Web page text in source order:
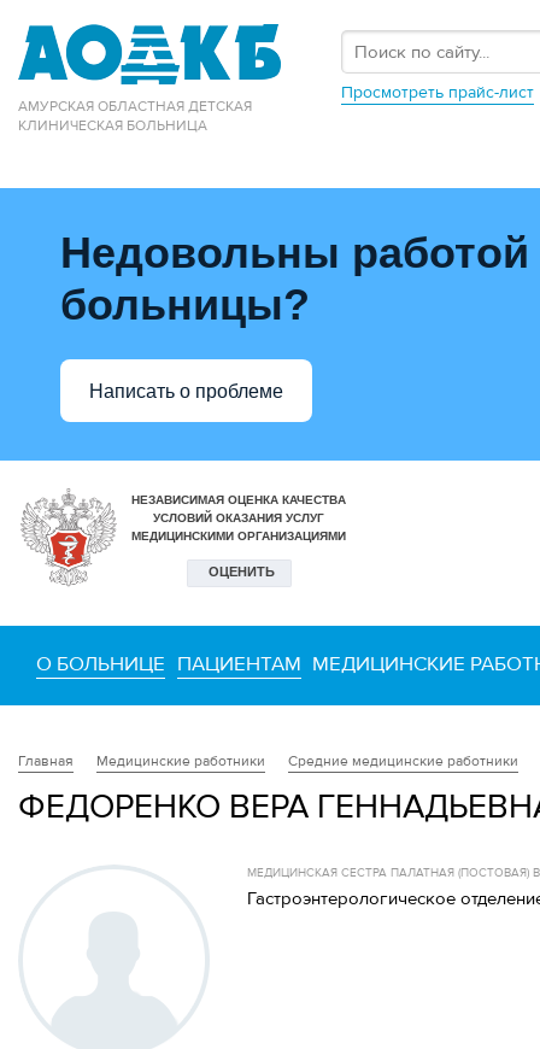
АМУРСКАЯ ОБЛАСТНАЯ ДЕТСКАЯ
КЛИНИЧЕСКАЯ БОЛЬНИЦА
Просмотреть прайс-лист
Недовольны работой
больницы?
Написать о проблеме
О БОЛЬНИЦЕ ПАЦИЕНТАМ МЕДИЦИНСКИЕ
Главная Медицинские работники Средние медицинские работники
ФЕДОРЕНКО ВЕРА
МЕДИЦИНСКАЯ СЕСТРА ПАЛАТНАЯ
Гастроэнтерологическое